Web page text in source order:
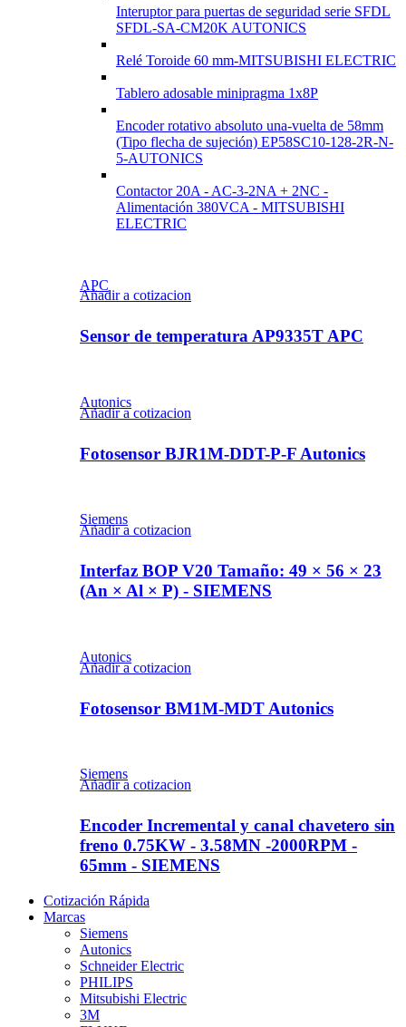
Interuptor para puertas de seguridad serie SFDL
SFDL-SA-CM20K AUTONICS
Relé Toroide 60 mm-MITSUBISHI ELECTRIC
Tablero adosable minipragma 1x8P
Encoder rotativo absoluto una-vuelta de 58mm
(Tipo flecha de sujeción) EP58SC10-128-2R-N-
5-AUTONICS
Contactor 20A - AC-3-2NA + 2NC -
Alimentación 380VCA - MITSUBISHI
ELECTRIC
APC
Añadir a cotizacion
Sensor de temperatura AP9335T APC
Autonics
Añadir a cotizacion
Fotosensor BJR1M-DDT-P-F Autonics
Siemens
Añadir a cotizacion
Interfaz BOP V20 Tamaño: 49 × 56 × 23
(An × Al × P) - SIEMENS
Autonics
Añadir a cotizacion
Fotosensor BM1M-MDT Autonics
Siemens
Añadir a cotizacion
Encoder Incremental y canal chavetero sin
freno 0.75KW - 3.58MN -2000RPM -
65mm - SIEMENS
Cotización Rápida
Marcas
Siemens
Autonics
Schneider Electric
PHILIPS
Mitsubishi Electric
3M